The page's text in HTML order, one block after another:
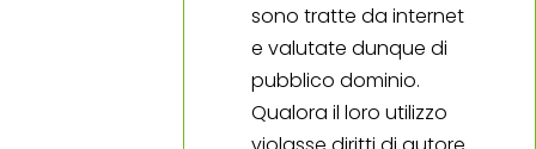
sono tratte da internet
e valutate dunque di
pubblico dominio.
Qualora il loro utilizzo